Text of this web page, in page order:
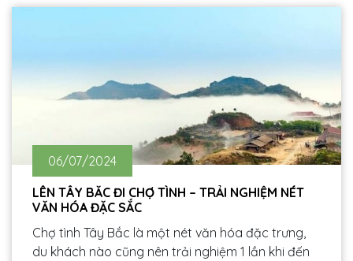
06/07/2024
LÊN TÂY BẮC ĐI CHỢ TÌNH – TRẢI NGHIỆM NÉT
VĂN HÓA ĐẶC SẮC
Chợ tình Tây Bắc là một nét văn hóa đặc trưng,
du khách nào cũng nên trải nghiệm 1 lần khi đến